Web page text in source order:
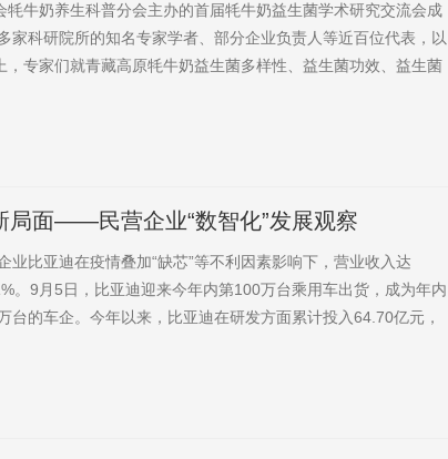
牦牛奶养生科普分会主办的首届牦牛奶益生菌学术研究交流会成
家科研院所的知名专家学者、部分企业负责人等近百位代表，以
，专家们就青藏高原牦牛奶益生菌多样性、益生菌功效、益生菌
局面——民营企业“数智化”发展观察
业比亚迪在疫情叠加“缺芯”等不利因素影响下，营业收入达
。9月5日，比亚迪迎来今年内第100万台乘用车出货，成为年内
台的车企。今年以来，比亚迪在研发方面累计投入64.70亿元，